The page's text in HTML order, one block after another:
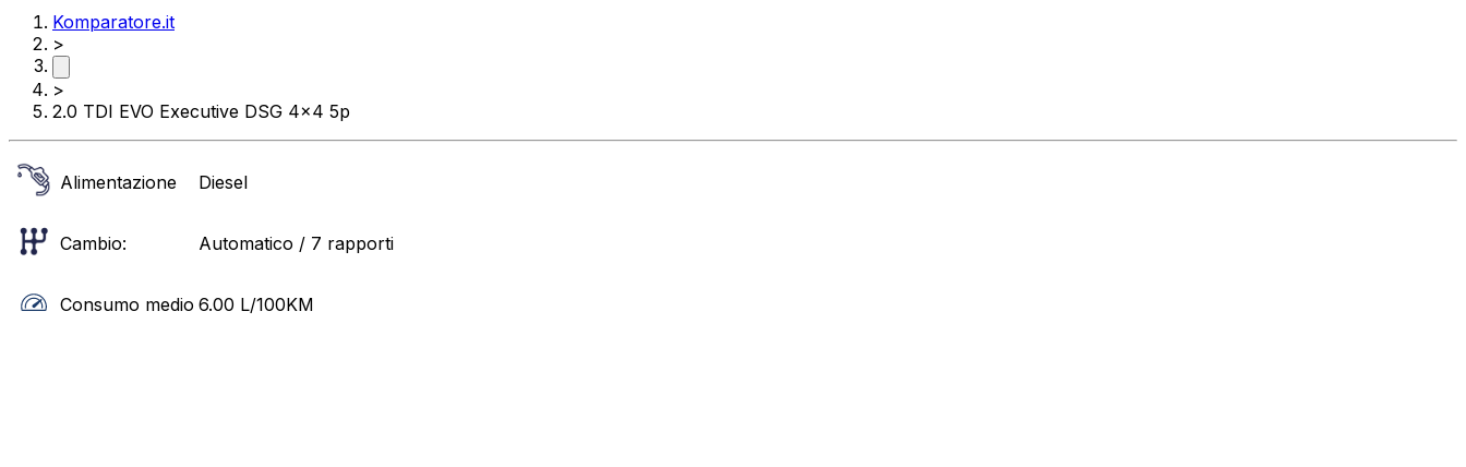
Komparatore.it
>
>
2.0 TDI EVO Executive DSG 4x4 5p
Alimentazione Diesel
Cambio: Automatico / 7 rapporti
Consumo medio 6.00 L/100KM